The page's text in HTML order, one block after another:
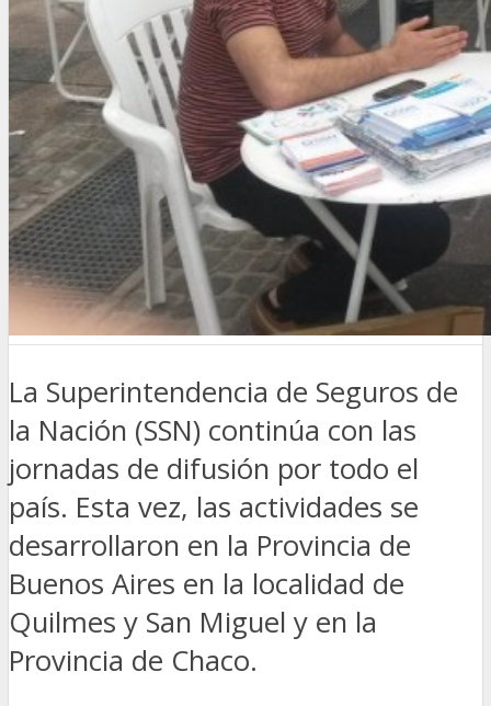
La Superintendencia de Seguros de
la Nación (SSN) continúa con las
jornadas de difusión por todo el
país. Esta vez, las actividades se
desarrollaron en la Provincia de
Buenos Aires en la localidad de
Quilmes y San Miguel y en la
Provincia de Chaco.